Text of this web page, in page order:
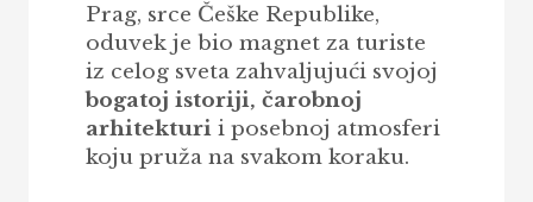
Prag, srce Češke Republike,
oduvek je bio magnet za turiste
iz celog sveta zahvaljujući svojoj
bogatoj istoriji, čarobnoj
arhitekturi i posebnoj atmosferi
koju pruža na svakom koraku.